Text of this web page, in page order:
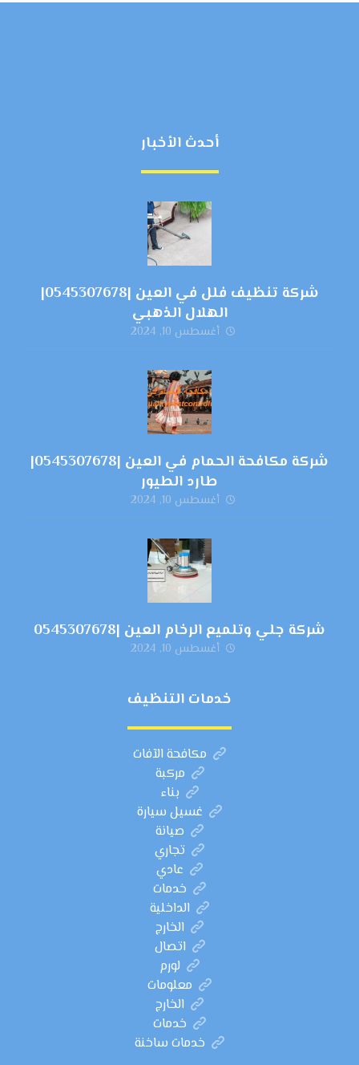
أحدث الأخبار
شركة تنظيف فلل في العين |0545307678|
الهلال الذهبي
أغسطس 10, 2024
شركة مكافحة الحمام في العين |0545307678|
طارد الطيور
أغسطس 10, 2024
شركة جلي وتلميع الرخام العين |0545307678
أغسطس 10, 2024
خدمات التنظيف
مكافحة الآفات
مركبة
بناء
غسيل سيارة
صيانة
تجاري
عادي
خدمات
الداخلية
الخارج
اتصال
لورم
معلومات
الخارج
خدمات
خدمات ساخنة